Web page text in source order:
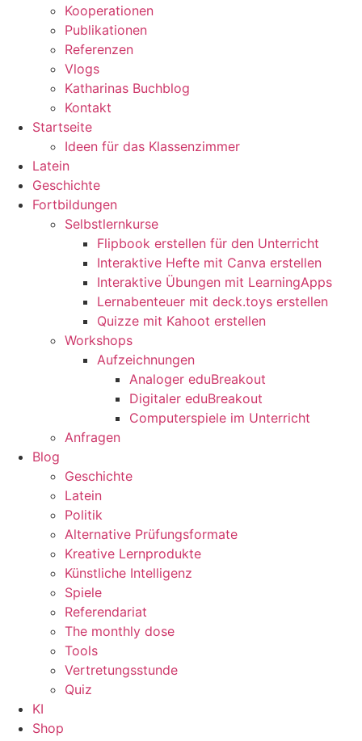
Kooperationen
Publikationen
Referenzen
Vlogs
Katharinas Buchblog
Kontakt
Startseite
Ideen für das Klassenzimmer
Latein
Geschichte
Fortbildungen
Selbstlernkurse
Flipbook erstellen für den Unterricht
Interaktive Hefte mit Canva erstellen
Interaktive Übungen mit LearningApps
Lernabenteuer mit deck.toys erstellen
Quizze mit Kahoot erstellen
Workshops
Aufzeichnungen
Analoger eduBreakout
Digitaler eduBreakout
Computerspiele im Unterricht
Anfragen
Blog
Geschichte
Latein
Politik
Alternative Prüfungsformate
Kreative Lernprodukte
Künstliche Intelligenz
Spiele
Referendariat
The monthly dose
Tools
Vertretungsstunde
Quiz
KI
Shop